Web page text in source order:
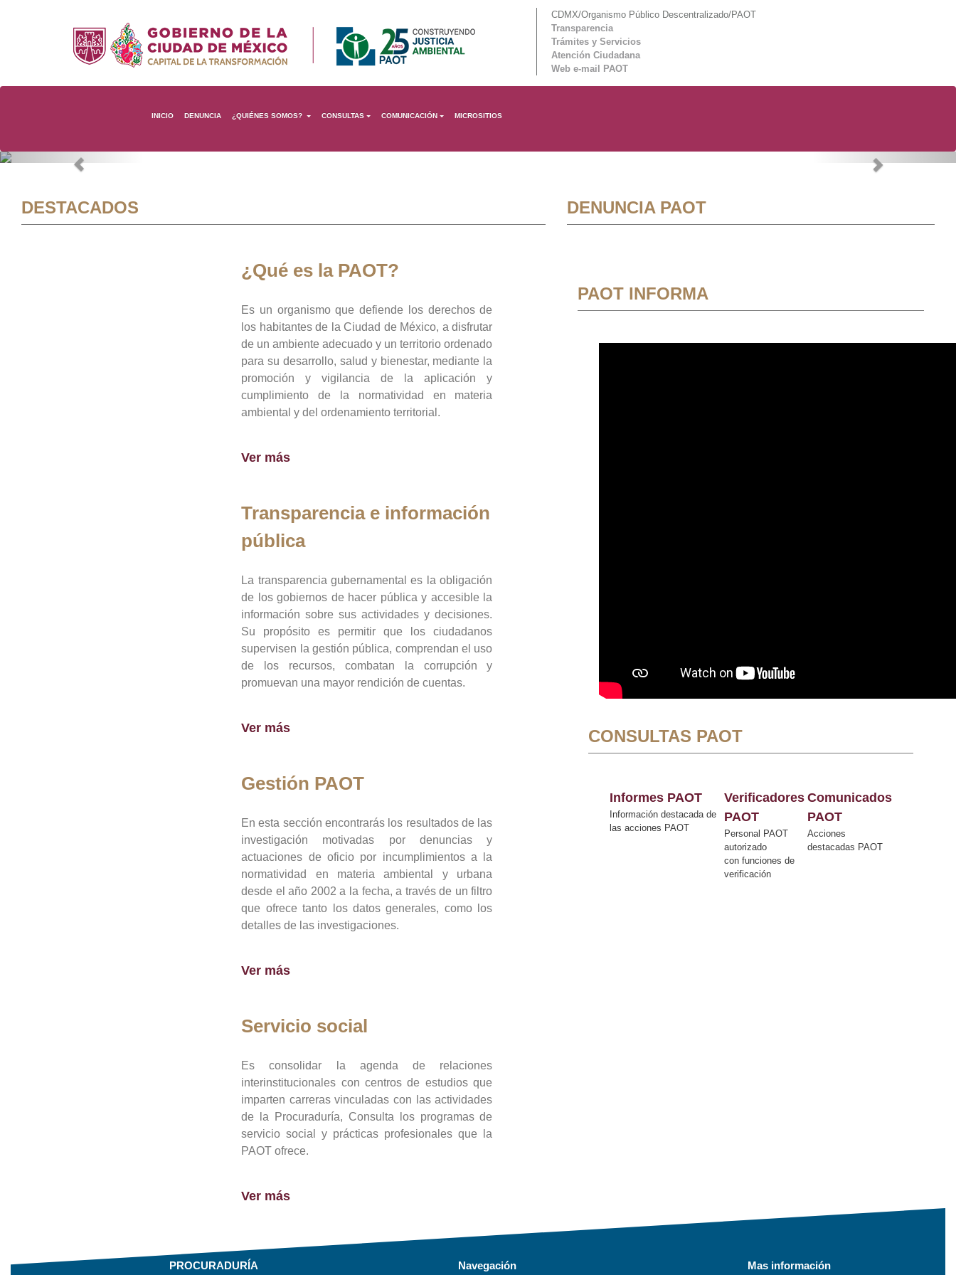
CDMX/Organismo Público Descentralizado/PAOT
Transparencia
Trámites y Servicios
Atención Ciudadana
Web e-mail PAOT
INICIO DENUNCIA ¿QUIÉNES SOMOS? CONSULTAS COMUNICACIÓN MICROSITIOS
Previous Next
DESTACADOS
¿Qué es la PAOT?
Es un organismo que defiende los derechos de
los habitantes de la Ciudad de México, a disfrutar
de un ambiente adecuado y un territorio ordenado
para su desarrollo, salud y bienestar, mediante la
promoción y vigilancia de la aplicación y
cumplimiento de la normatividad en materia
ambiental y del ordenamiento territorial.
Ver más
Transparencia e información
pública
La transparencia gubernamental es la obligación
de los gobiernos de hacer pública y accesible la
información sobre sus actividades y decisiones.
Su propósito es permitir que los ciudadanos
supervisen la gestión pública, comprendan el uso
de los recursos, combatan la corrupción y
promuevan una mayor rendición de cuentas.
Ver más
Gestión PAOT
En esta sección encontrarás los resultados de las
investigación motivadas por denuncias y
actuaciones de oficio por incumplimientos a la
normatividad en materia ambiental y urbana
desde el año 2002 a la fecha, a través de un filtro
que ofrece tanto los datos generales, como los
detalles de las investigaciones.
Ver más
Servicio social
Es consolidar la agenda de relaciones
interinstitucionales con centros de estudios que
imparten carreras vinculadas con las actividades
de la Procuraduría, Consulta los programas de
servicio social y prácticas profesionales que la
PAOT ofrece.
Ver más
DENUNCIA PAOT
PAOT INFORMA
CONSULTAS PAOT
Informes PAOT
Información destacada de
las acciones PAOT
Verificadores
PAOT
Personal PAOT
autorizado
con funciones de
verificación
Comunicados
PAOT
Acciones
destacadas PAOT
PROCURADURÍA Navegación Mas información